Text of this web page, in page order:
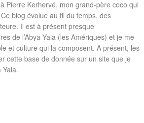
Pierre Kerhervé, mon grand-père coco qui
blog évolue au fil du temps, des
Il est à présent presque
de l’Abya Yala (les Amériques) et je me
et culture qui la composent. A présent, les
cette base de donnée sur un site que je
Yala.